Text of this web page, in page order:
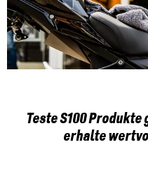
Teste S100
erhalte